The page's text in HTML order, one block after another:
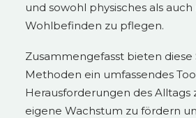
und sowohl physisches als
Wohlbefinden zu pflegen.
Zusammengefasst bieten
Methoden ein umfassendes
Herausforderungen des Alltags
eigene Wachstum zu fördern